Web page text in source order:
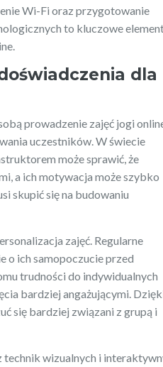
Wi-Fi oraz przygotowanie
to kluczowe
dla
prowadzenie zajęć jogi
uczestników. W świecie
może sprawić, że
a ich motywacja może szybko
skupić się na budowaniu
zajęć. Regularne
o ich samopoczucie przed
trudności do indywidualnych
bardziej angażującymi.
się bardziej związani z grupą i
wizualnych i